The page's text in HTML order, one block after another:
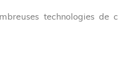
technologies de